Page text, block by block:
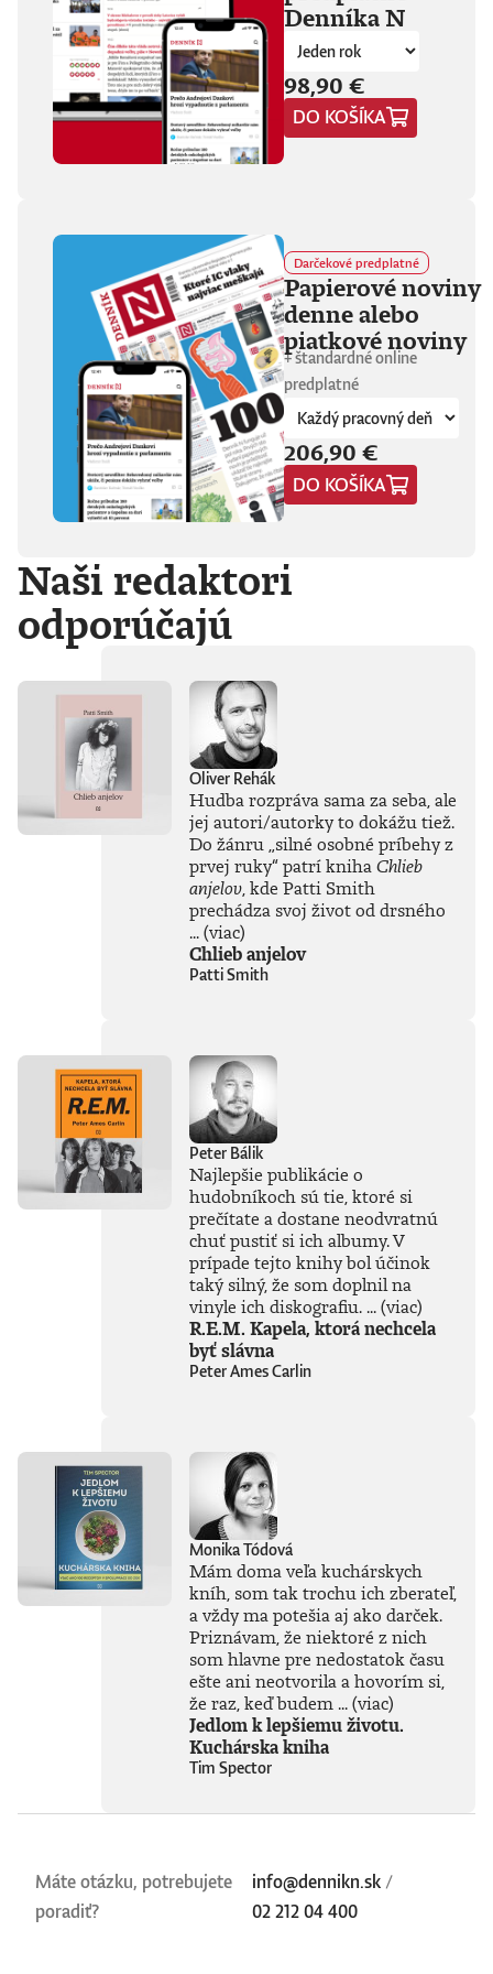
fanúšikovia aj
kritika dávajú palec
hore. Hrá pred
tisíckami ľudí na
festivaloch, vo
vypredaných sálach
aj v malých
punkových
ľudia, ktorí sa
predtým nepoznali,
vedú intenzívny
dialóg o hudbe a
stave sveta. V
štrnástich
tematicky
zameraných
kapitolách príde
okrem iného reč na
punk, trap,
rock’n’roll, Beatles,
Sex Pistols,
Dostojevského,
Hegela, Boha, GG
psychické diagnózy,
lásku, násilie,
rómstvo, working
class, anarchizmus,
okultizmus,
fašizmus, revolúciu,
imagináciu, Garáže,
gitaru, klavír,
mamu, otca aj
brata.Štyri
medzihry vo forme
posluchových
jukeboxov testujú
Denisov hudobný
rozhľad. Body
pozbiera takmer za
všetko.Za rozhovor
s Denisom Bangom
o Beatles, ktorý je
Denníka N
98,90 €
DO KOŠÍKA
Darčekové predplatné
Papierové noviny
denne alebo
piatkové noviny
+ štandardné online
predplatné
206,90 €
DO KOŠÍKA
Naši redaktori
odporúčajú
Oliver Rehák
Hudba rozpráva sama za seba, ale
jej autori/autorky to dokážu tiež.
Do žánru „silné osobné príbehy z
prvej ruky“patrí knihaChlieb
anjelov, kde Patti Smith
prechádza svoj život od drsného
...(viac)
Chlieb anjelov
Patti Smith
Peter Bálik
Najlepšie publikácie o
hudobníkoch sú tie, ktoré si
prečítate a dostane neodvratnú
chuť pustiť si ich albumy. V
prípade tejto knihy bol účinok
taký silný, že som doplnil na
vinyle ich diskografiu. ...(viac)
R.E.M. Kapela, ktorá nechcela
byť slávna
Peter Ames Carlin
Monika Tódová
Mám doma veľa kuchárskych
kníh, som tak trochu ich zberateľ,
a vždy ma potešia aj ako darček.
Priznávam, že niektoré z nich
som hlavne pre nedostatok času
ešte ani neotvorila a hovorím si,
že raz, keď budem ...(viac)
Jedlom k lepšiemu životu.
Kuchárska kniha
Tim Spector
Máte otázku, potrebujete
poradiť?
info@dennikn.sk /
02 212 04 400